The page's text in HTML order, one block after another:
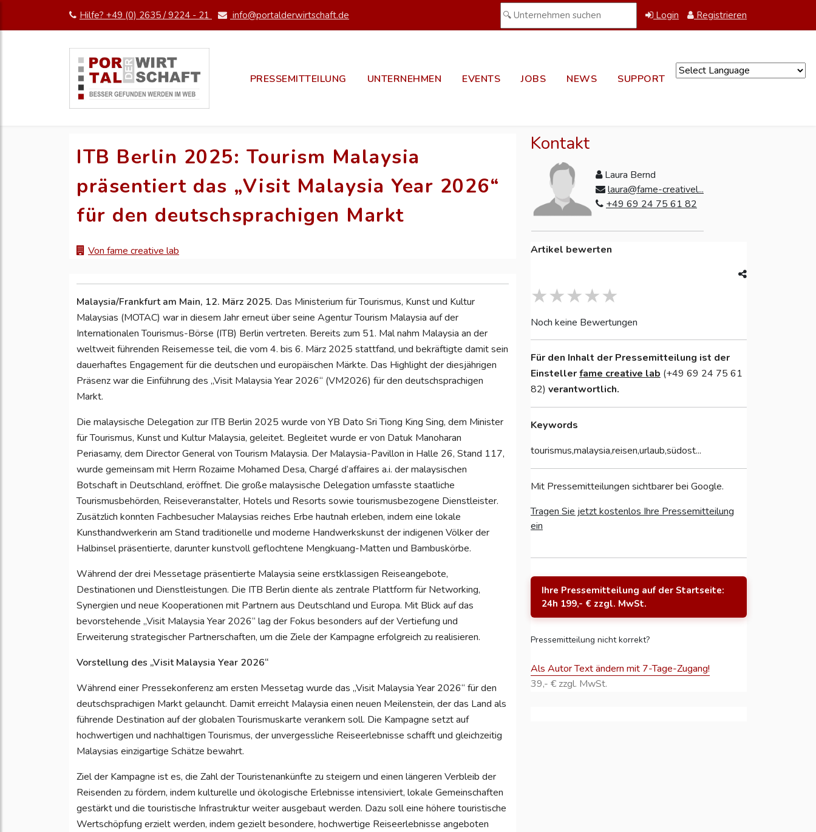
Hilfe? +49 (0) 2635 / 9224 - 21 info@portalderwirtschaft.de Login Registrieren
PRESSEMITTEILUNG UNTERNEHMEN EVENTS JOBS NEWS SUPPORT
ITB Berlin 2025: Tourism Malaysia
präsentiert das „Visit Malaysia Year 2026“
für den deutschsprachigen Markt
Von fame creative lab
Malaysia/Frankfurt am Main, 12. März 2025. Das Ministerium für Tourismus, Kunst und Kultur
Malaysias (MOTAC) war in diesem Jahr erneut über seine Agentur Tourism Malaysia auf der
Internationalen Tourismus-Börse (ITB) Berlin vertreten. Bereits zum 51. Mal nahm Malaysia an der
weltweit führenden Reisemesse teil, die vom 4. bis 6. März 2025 stattfand, und bekräftigte damit sein
dauerhaftes Engagement für die deutschen und europäischen Märkte. Das Highlight der diesjährigen
Präsenz war die Einführung des „Visit Malaysia Year 2026“ (VM2026) für den deutschsprachigen
Markt.
Die malaysische Delegation zur ITB Berlin 2025 wurde von YB Dato Sri Tiong King Sing, dem Minister
für Tourismus, Kunst und Kultur Malaysia, geleitet. Begleitet wurde er von Datuk Manoharan
Periasamy, dem Director General von Tourism Malaysia. Der Malaysia-Pavillon in Halle 26, Stand 117,
wurde gemeinsam mit Herrn Rozaime Mohamed Desa, Chargé d’affaires a.i. der malaysischen
Botschaft in Deutschland, eröffnet. Die große malaysische Delegation umfasste staatliche
Tourismusbehörden, Reiseveranstalter, Hotels und Resorts sowie tourismusbezogene Dienstleister.
Zusätzlich konnten Fachbesucher Malaysias reiches Erbe hautnah erleben, indem eine lokale
Kunsthandwerkerin am Stand traditionelle und moderne Handwerkskunst der indigenen Völker der
Halbinsel präsentierte, darunter kunstvoll geflochtene Mengkuang-Matten und Bambuskörbe.
Während der drei Messetage präsentierte Malaysia seine erstklassigen Reiseangebote,
Destinationen und Dienstleistungen. Die ITB Berlin diente als zentrale Plattform für Networking,
Synergien und neue Kooperationen mit Partnern aus Deutschland und Europa. Mit Blick auf das
bevorstehende „Visit Malaysia Year 2026“ lag der Fokus besonders auf der Vertiefung und
Erweiterung strategischer Partnerschaften, um die Ziele der Kampagne erfolgreich zu realisieren.
Vorstellung des „Visit Malaysia Year 2026“
Während einer Pressekonferenz am ersten Messetag wurde das „Visit Malaysia Year 2026“ für den
deutschsprachigen Markt gelauncht. Damit erreicht Malaysia einen neuen Meilenstein, der das Land als
führende Destination auf der globalen Tourismuskarte verankern soll. Die Kampagne setzt auf
hochwertigen und nachhaltigen Tourismus, der unvergessliche Reiseerlebnisse schafft und gleichzeitig
Malaysias einzigartige Schätze bewahrt.
Ziel der Kampagne ist es, die Zahl der Touristenankünfte zu steigern und einen längeren Verbleib der
Reisenden zu fördern, indem kulturelle und ökologische Erlebnisse intensiviert, lokale Gemeinschaften
gestärkt und die touristische Infrastruktur weiter ausgebaut werden. Dazu soll eine höhere touristische
Wertschöpfung erzielt werden, indem gezielt besondere, hochwertige Reiseerlebnisse angeboten
Kontakt
Laura Bernd
laura@fame-creativel...
+49 69 24 75 61 82
Artikel bewerten
Noch keine Bewertungen
Für den Inhalt der Pressemitteilung ist der
Einstellerfame creative lab (+49 69 24 75 61
82) verantwortlich.
Keywords
tourismus,malaysia,reisen,urlaub,südost...
Mit Pressemitteilungen sichtbarer bei Google.
Tragen Sie jetzt kostenlos Ihre Pressemitteilung
ein
Ihre Pressemitteilung auf der Startseite:
24h 199,- € zzgl. MwSt.
Pressemitteilung nicht korrekt?
Als Autor Text ändern mit 7-Tage-Zugang!
39,- € zzgl. MwSt.